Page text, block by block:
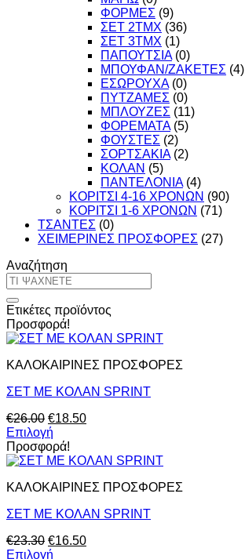
ΦΟΡΜΕΣ (9)
ΣΕΤ 2ΤΜΧ (36)
ΣΕΤ 3ΤΜΧ (1)
ΠΑΠΟΥΤΣΙΑ (0)
ΜΠΟΥΦΑΝ/ΖΑΚΕΤΕΣ (4)
ΕΣΩΡΟΥΧΑ (0)
ΠΥΤΖΑΜΕΣ (0)
ΜΠΛΟΥΖΕΣ (11)
ΦΟΡΕΜΑΤΑ (5)
ΦΟΥΣΤΕΣ (2)
ΣΟΡΤΣΑΚΙΑ (2)
ΚΟΛΑΝ (5)
ΠΑΝΤΕΛΟΝΙΑ (4)
ΚΟΡΙΤΣΙ 4-16 ΧΡΟΝΩΝ (90)
ΚΟΡΙΤΣΙ 1-6 ΧΡΟΝΩΝ (71)
ΤΣΑΝΤΕΣ (0)
ΧΕΙΜΕΡΙΝΕΣ ΠΡΟΣΦΟΡΕΣ (27)
Αναζήτηση
Αναζήτηση
για:
Ετικέτες προϊόντος
Προσφορά!
ΚΑΛΟΚΑΙΡΙΝΕΣ ΠΡΟΣΦΟΡΕΣ
ΣΕΤ ΜΕ ΚΟΛΑΝ SPRINT
€26.00 Original
price
was:
€26.00.
€18.50Η
είναι:
Επιλογή
Αυτό
το
έχει
παραλλαγές.
επιλογές
Προσφορά!
ΚΑΛΟΚΑΙΡΙΝΕΣ ΠΡΟΣΦΟΡΕΣ
ΣΕΤ ΜΕ ΚΟΛΑΝ SPRINT
€23.30 Original
price
€16.50Η
Επιλογή